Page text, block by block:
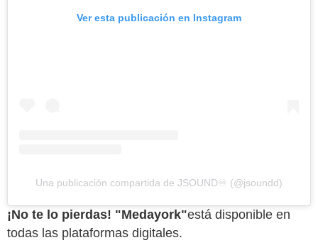
Ver esta publicación en Instagram
Una publicación compartida de JSOUND♾️ (@jsoundd)
¡No te lo pierdas! "Medayork"está disponible en
todas las plataformas digitales.